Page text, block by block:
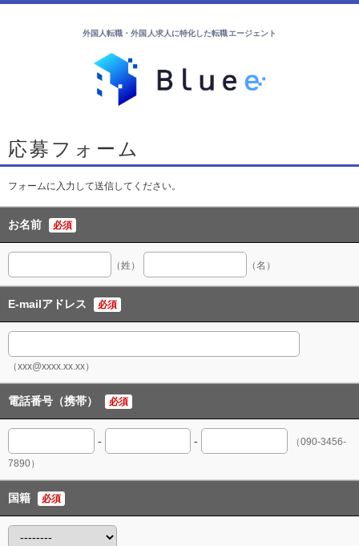
外国人転職・外国人求人に特化した転職エージェント
応募フォーム
フォームに入力して送信してください。
お名前 必須
（姓） （名）
E-mailアドレス 必須
（xxx@xxxx.xx.xx）
電話番号（携帯） 必須
- -
（090-3456-
7890）
国籍 必須